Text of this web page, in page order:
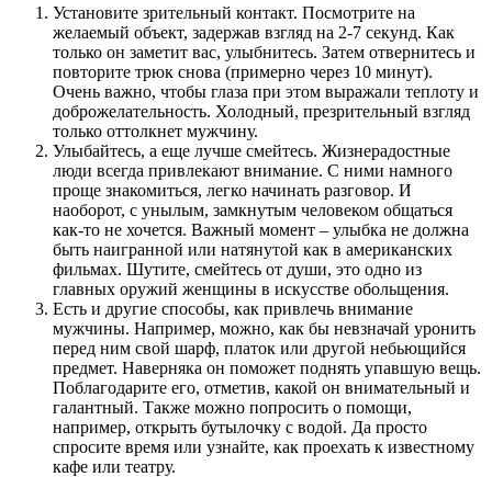
Установите зрительный контакт. Посмотрите на
желаемый объект, задержав взгляд на 2-7 секунд. Как
только он заметит вас, улыбнитесь. Затем отвернитесь и
повторите трюк снова (примерно через 10 минут).
Очень важно, чтобы глаза при этом выражали теплоту и
доброжелательность. Холодный, презрительный взгляд
только оттолкнет мужчину.
Улыбайтесь, а еще лучше смейтесь. Жизнерадостные
люди всегда привлекают внимание. С ними намного
проще знакомиться, легко начинать разговор. И
наоборот, с унылым, замкнутым человеком общаться
как-то не хочется. Важный момент – улыбка не должна
быть наигранной или натянутой как в американских
фильмах. Шутите, смейтесь от души, это одно из
главных оружий женщины в искусстве обольщения.
Есть и другие способы, как привлечь внимание
мужчины. Например, можно, как бы невзначай уронить
перед ним свой шарф, платок или другой небьющийся
предмет. Наверняка он поможет поднять упавшую вещь.
Поблагодарите его, отметив, какой он внимательный и
галантный. Также можно попросить о помощи,
например, открыть бутылочку с водой. Да просто
спросите время или узнайте, как проехать к известному
кафе или театру.